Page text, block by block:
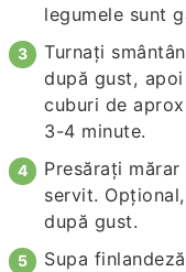
legumele sunt
Turnați
după gust,
cuburi de
3-4 minute.
Presărați
servit.
după gust.
Supa